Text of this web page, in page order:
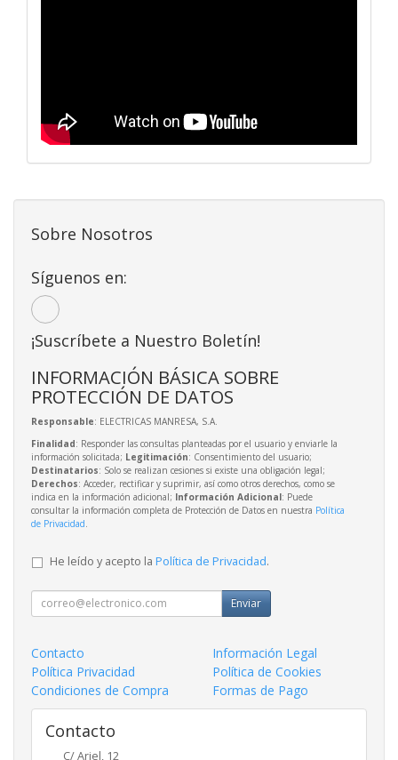
Sobre Nosotros
Síguenos en:
¡Suscríbete a Nuestro Boletín!
INFORMACIÓN BÁSICA SOBRE
PROTECCIÓN DE DATOS
Responsable: ELECTRICAS MANRESA, S.A.
Finalidad: Responder las consultas planteadas por el usuario y enviarle la
información solicitada; Legitimación: Consentimiento del usuario;
Destinatarios: Solo se realizan cesiones si existe una obligación legal;
Derechos: Acceder, rectificar y suprimir, así como otros derechos, como se
indica en la información adicional; Información Adicional: Puede
consultar la información completa de Protección de Datos en nuestra Política
de Privacidad.
He leído y acepto la Política de Privacidad.
Enviar
Contacto
Información Legal
Política Privacidad
Política de Cookies
Condiciones de Compra
Formas de Pago
Contacto
C/ Ariel, 12